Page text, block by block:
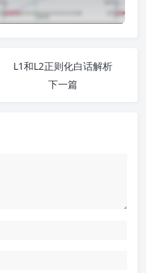
L1和L2正则化白话解析
下一篇